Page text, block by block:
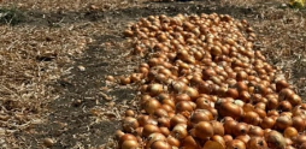
Reşit Kaya, “Soğan
Mısır’ın çöpünü
yaşadık.
süreceğiz” dedi.